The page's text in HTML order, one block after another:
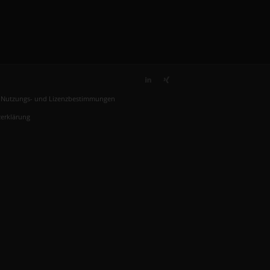
und Lizenzbestimmungen